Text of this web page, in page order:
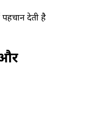
देती है